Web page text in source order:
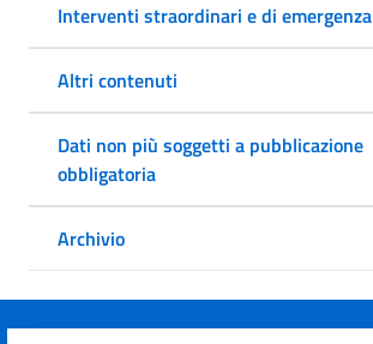
Interventi straordinari e di emergenza
Altri contenuti
Dati non più soggetti a pubblicazione
obbligatoria
Archivio